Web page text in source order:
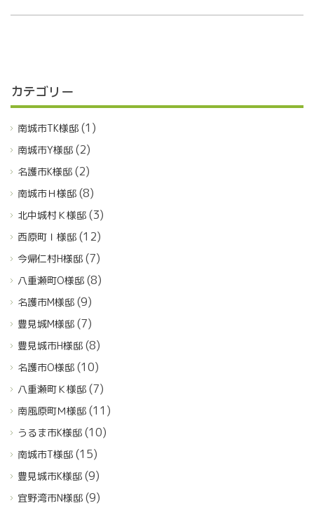
カテゴリー
南城市TK様邸 (1)
南城市Y様邸 (2)
名護市K様邸 (2)
南城市Ｈ様邸 (8)
北中城村Ｋ様邸 (3)
西原町Ｉ様邸 (12)
今帰仁村H様邸 (7)
八重瀬町O様邸 (8)
名護市M様邸 (9)
豊見城M様邸 (7)
豊見城市H様邸 (8)
名護市O様邸 (10)
八重瀬町Ｋ様邸 (7)
南風原町Ｍ様邸 (11)
うるま市K様邸 (10)
南城市T様邸 (15)
豊見城市K様邸 (9)
宜野湾市N様邸 (9)